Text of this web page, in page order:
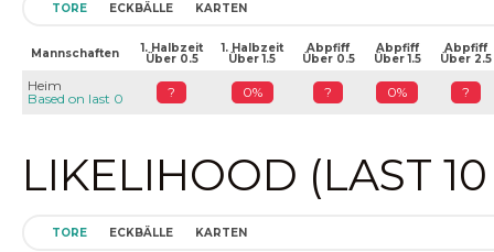
TORE ECKBÄLLE KARTEN
Mannschaften 1. Halbzeit
Über 0.5
1. Halbzeit
Über 1.5
Abpfiff
Über 0.5
Abpfiff
Über 1.5
Abpfiff
Über 2.5
Heim
Based on last 0
? 0% ? 0% ?
LIKELIHOOD (LAST
TORE ECKBÄLLE KARTEN